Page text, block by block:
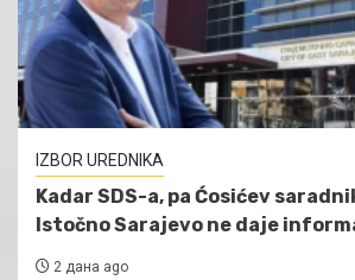
IZBOR UREDNIKA
Kadar SDS-a, pa Ćosićev
Istočno Sarajevo ne daje
2 дана ago